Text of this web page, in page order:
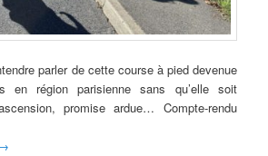
parler de cette course à pied devenue
en région parisienne sans qu’elle soit
promise ardue… Compte-rendu